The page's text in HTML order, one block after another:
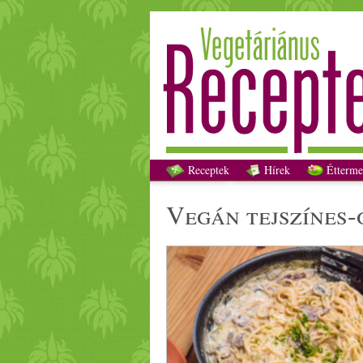
Receptek Hírek
vegán tejszín